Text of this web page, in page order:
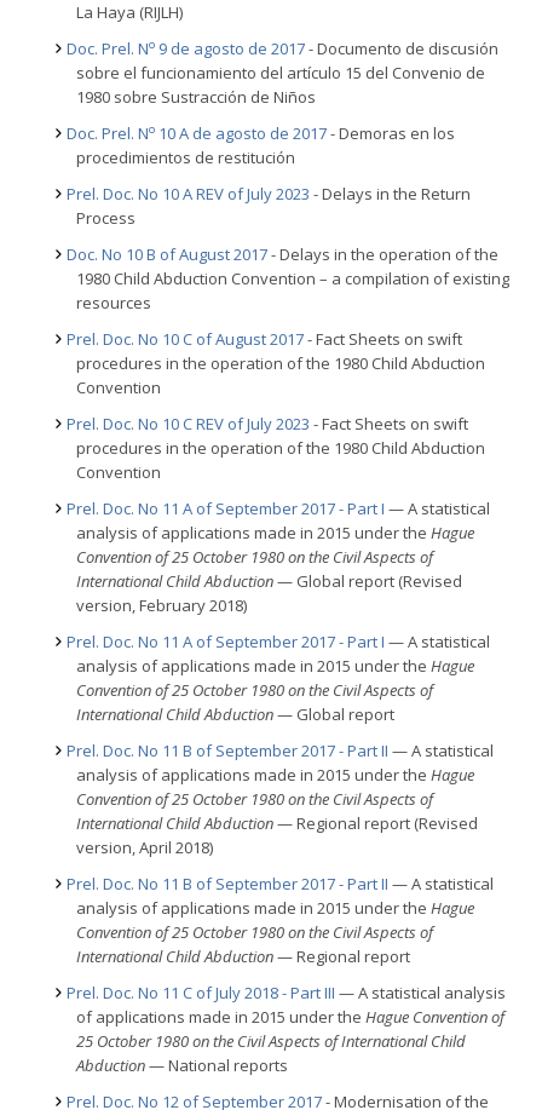
La Haya (RIJLH)
Doc. Prel. No 9 de agosto de 2017- Documento de discusión
sobre el funcionamiento del artículo 15 del Convenio de
1980 sobre Sustracción de Niños
Doc. Prel. No 10 A de agosto de 2017- Demoras en los
procedimientos de restitución
Prel. Doc. No 10 A REV of July 2023 - Delays in the Return
Process
Doc. No 10 B of August 2017- Delays in the operation of the
1980 Child Abduction Convention – a compilation of existing
resources
Prel. Doc. No 10 C of August 2017- Fact Sheets on swift
procedures in the operation of the 1980 Child Abduction
Convention
Prel. Doc. No 10 C REV of July 2023 - Fact Sheets on swift
procedures in the operation of the 1980 Child Abduction
Convention
Prel. Doc. No 11 A of September 2017 - Part I — A statistical
analysis of applications made in 2015 under the Hague
Convention of 25 October 1980 on the Civil Aspects of
International Child Abduction— Global report (Revised
version, February 2018)
Prel. Doc. No 11 A of September 2017 - Part I — A statistical
analysis of applications made in 2015 under the Hague
Convention of 25 October 1980 on the Civil Aspects of
International Child Abduction— Global report
Prel. Doc. No 11 B of September 2017 - Part II — A statistical
analysis of applications made in 2015 under the Hague
Convention of 25 October 1980 on the Civil Aspects of
International Child Abduction— Regional report (Revised
version, April 2018)
Prel. Doc. No 11 B of September 2017 - Part II — A statistical
analysis of applications made in 2015 under the Hague
Convention of 25 October 1980 on the Civil Aspects of
International Child Abduction— Regional report
Prel. Doc. No 11 C of July 2018 - Part III — A statistical analysis
of applications made in 2015 under the Hague Convention of
25 October 1980 on the Civil Aspects of International Child
Abduction— National reports
Prel. Doc. No 12 of September 2017- Modernisation of the